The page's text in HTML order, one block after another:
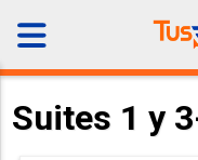
Suites 1 y